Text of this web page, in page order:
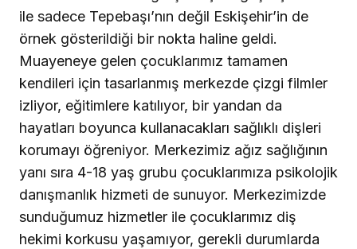
ile sadece Tepebaşı’nın değil Eskişehir’in de
örnek gösterildiği bir nokta haline geldi.
Muayeneye gelen çocuklarımız tamamen
kendileri için tasarlanmış merkezde çizgi filmler
izliyor, eğitimlere katılıyor, bir yandan da
hayatları boyunca kullanacakları sağlıklı dişleri
korumayı öğreniyor. Merkezimiz ağız sağlığının
yanı sıra 4-18 yaş grubu çocuklarımıza psikolojik
danışmanlık hizmeti de sunuyor. Merkezimizde
sunduğumuz hizmetler ile çocuklarımız diş
hekimi korkusu yaşamıyor, gerekli durumlarda